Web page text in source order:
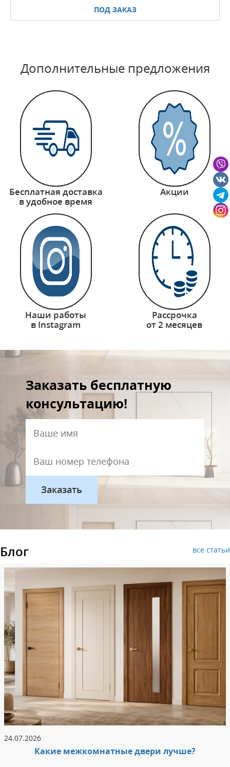
ПОД ЗАКАЗ
Дополнительные предложения
Бесплатная доставка
в удобное время
Акции
Наши работы
в Instagram
Рассрочка
от 2 месяцев
Заказать бесплатную
консультацию!
Блог все статьи
24.07.2026
Какие межкомнатные двери лучше?